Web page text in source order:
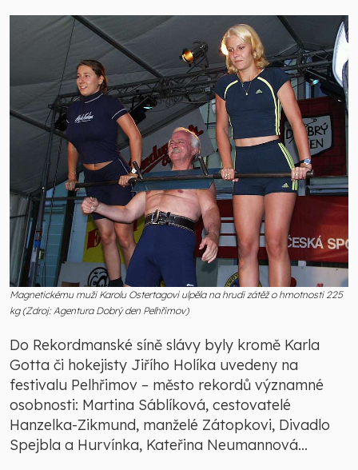
Magnetickému muži Karolu Ostertagovi ulpěla na hrudi zátěž o hmotnosti 225
kg (Zdroj: Agentura Dobrý den Pelhřimov)
Do Rekordmanské síně slávy byly kromě Karla
Gotta či hokejisty Jiřího Holíka uvedeny na
festivalu Pelhřimov – město rekordů významné
osobnosti: Martina Sáblíková, cestovatelé
Hanzelka-Zikmund, manželé Zátopkovi, Divadlo
Spejbla a Hurvínka, Kateřina Neumannová…